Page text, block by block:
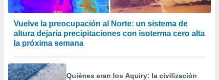
Vuelve la preocupación al Norte: un sistema de
altura dejaría precipitaciones con isoterma cero alta
la próxima semana
Quiénes eran los Aquiry: la civilización